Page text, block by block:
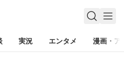
実況 エンタメ 漫画・ア